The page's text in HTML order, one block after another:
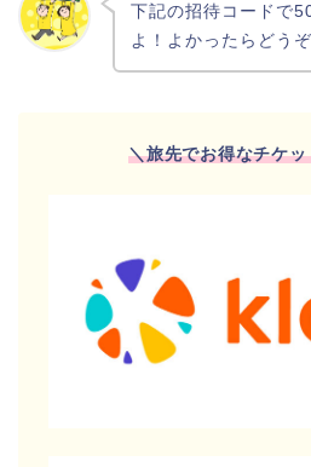
下記の招待コードで
よ！よかったらどうぞ
＼旅先でお得なチケ